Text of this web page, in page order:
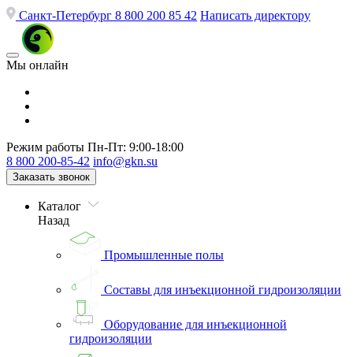
Санкт-Петербург 8 800 200 85 42 Написать директору
Мы онлайн
Режим работы Пн-Пт: 9:00-18:00
8 800 200-85-42 info@gkn.su
Заказать звонок
Каталог
Назад
Промышленные полы
Составы для инъекционной гидроизоляции
Оборудование для инъекционной
гидроизоляции